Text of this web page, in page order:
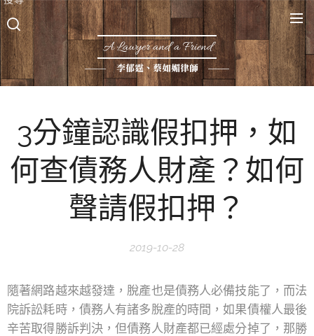
A Lawyer and a Friend
李郁霆、蔡如媚律師
3分鐘認識假扣押，如
何查債務人財產？如何
聲請假扣押？
2019-10-28
隨著網路越來越發達，脫產也是債務人必備技能了，而法
院訴訟耗時，債務人有諸多脫產的時間，如果債權人最後
辛苦取得勝訴判決，但債務人財產都已經處分掉了，那勝